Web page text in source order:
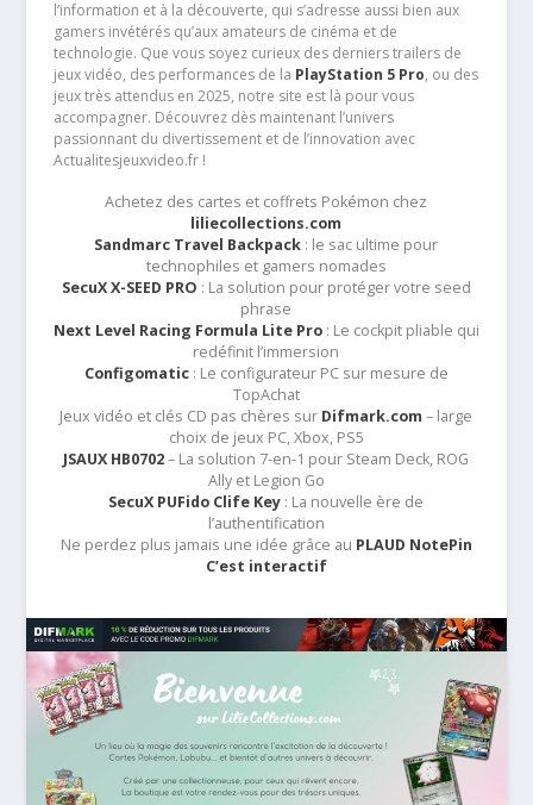
l’information et à la découverte, qui s’adresse aussi bien aux
gamers invétérés qu’aux amateurs de cinéma et de
technologie. Que vous soyez curieux des derniers trailers de
jeux vidéo, des performances de la PlayStation 5 Pro, ou des
jeux très attendus en 2025, notre site est là pour vous
accompagner. Découvrez dès maintenant l’univers
passionnant du divertissement et de l’innovation avec
Actualitesjeuxvideo.fr !
Achetez des cartes et coffrets Pokémon chez
liliecollections.com
Sandmarc Travel Backpack : le sac ultime pour
technophiles et gamers nomades
SecuX X-SEED PRO : La solution pour protéger votre seed
phrase
Next Level Racing Formula Lite Pro: Le cockpit pliable qui
redéfinit l’immersion
Configomatic: Le configurateur PC sur mesure de
TopAchat
Jeux vidéo et clés CD pas chères sur Difmark.com – large
choix de jeux PC, Xbox, PS5
JSAUX HB0702– La solution 7-en-1 pour Steam Deck, ROG
Ally et Legion Go
SecuX PUFido Clife Key : La nouvelle ère de
l’authentification
Ne perdez plus jamais une idée grâce au PLAUD NotePin
C’est interactif